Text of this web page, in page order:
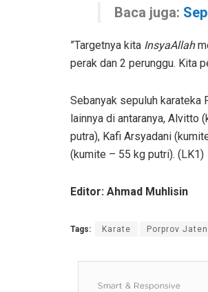
Baca juga:
”Targetnya kita InsyaAllah
perak dan 2 perunggu. Kita
Sebanyak sepuluh karateka
lainnya di antaranya, Alvitto
putra), Kafi Arsyadani
(kumite – 55 kg putri). (LK1)
Editor: Ahmad Muhlisin
Tags: Karate Porprov